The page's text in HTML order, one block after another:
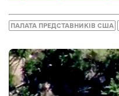
ПАЛАТА ПРЕДСТАВНИКІВ США